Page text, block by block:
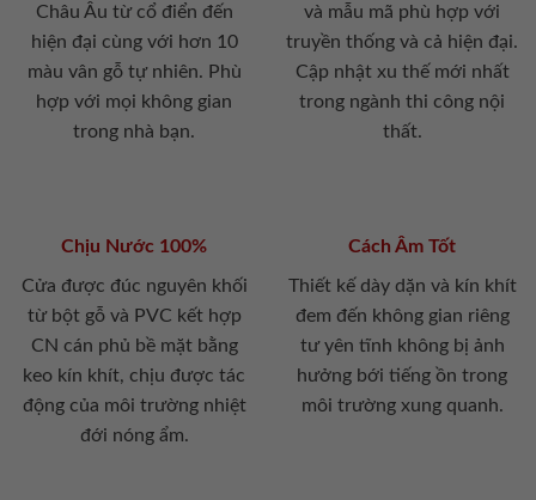
Châu Âu từ cổ điển đến
hiện đại cùng với hơn 10
màu vân gỗ tự nhiên. Phù
hợp với mọi không gian
trong nhà bạn.
và mẫu mã phù hợp với
truyền thống và cả hiện đại.
Cập nhật xu thế mới nhất
trong ngành thi công nội
thất.
Chịu Nước 100%
Cửa được đúc nguyên khối
từ bột gỗ và PVC kết hợp
CN cán phủ bề mặt bằng
keo kín khít, chịu được tác
động của môi trường nhiệt
đới nóng ẩm.
Cách Âm Tốt
Thiết kế dày dặn và kín khít
đem đến không gian riêng
tư yên tĩnh không bị ảnh
hưởng bới tiếng ồn trong
môi trường xung quanh.